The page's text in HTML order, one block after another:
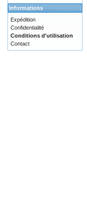
Informations
Expédition
Confidentialité
Conditions d'utilisation
Contact